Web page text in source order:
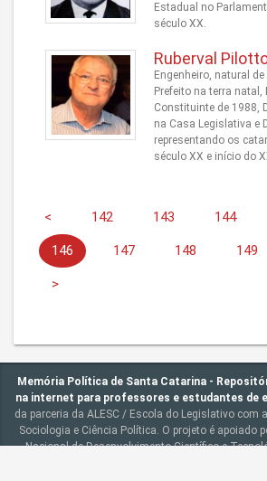
Estadual no
século XX.
Ruberval
Engenheiro, natural
Prefeito na terra natal,
Constituinte de 1988,
na Casa Legislativa e
representando os
século XX e início do
< 142 143 144
146 147 148 149
>
Memória Política de Santa Catarina -
na internet para professores e estudantes de
da parceria da ALESC / Escola do Legislativo com
Sociologia e Ciência Política. O projeto é apoiado
Nacional de Desenvolvimento Científico e